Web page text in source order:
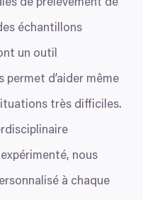
de prélèvement de
échantillons
un outil
d’aider même
très difficiles.
nous
à chaque